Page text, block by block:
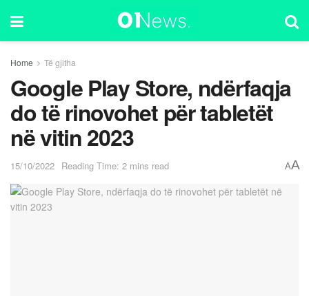
Home Të gjitha
Google Play Store, ndërfaqja
do të rinovohet për tabletët
në vitin 2023
15/10/2022 Reading Time: 2 mins read AA